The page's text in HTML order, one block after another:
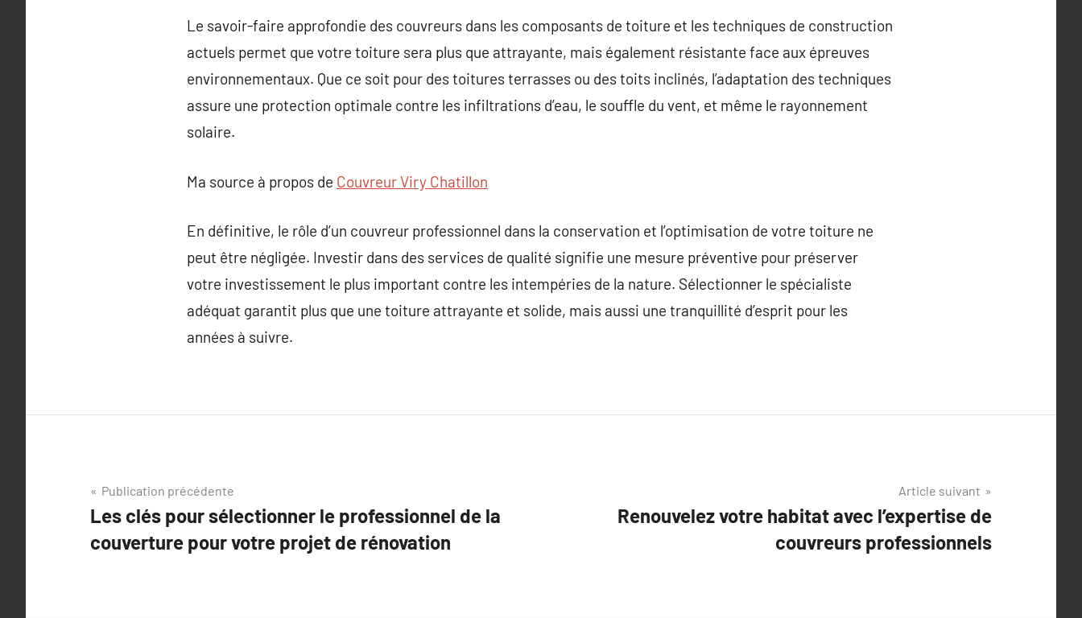
Le savoir-faire approfondie des couvreurs dans les composants de toiture et les techniques de construction
actuels permet que votre toiture sera plus que attrayante, mais également résistante face aux épreuves
environnementaux. Que ce soit pour des toitures terrasses ou des toits inclinés, l’adaptation des techniques
assure une protection optimale contre les infiltrations d’eau, le souffle du vent, et même le rayonnement
solaire.
Ma source à propos de Couvreur Viry Chatillon
En définitive, le rôle d’un couvreur professionnel dans la conservation et l’optimisation de votre toiture ne
peut être négligée. Investir dans des services de qualité signifie une mesure préventive pour préserver
votre investissement le plus important contre les intempéries de la nature. Sélectionner le spécialiste
adéquat garantit plus que une toiture attrayante et solide, mais aussi une tranquillité d’esprit pour les
années à suivre.
Navigation
de
l’article
Publication précédente
Les clés pour sélectionner le professionnel de la
couverture pour votre projet de rénovation
Article suivant
Renouvelez votre habitat avec l’expertise de
couvreurs professionnels